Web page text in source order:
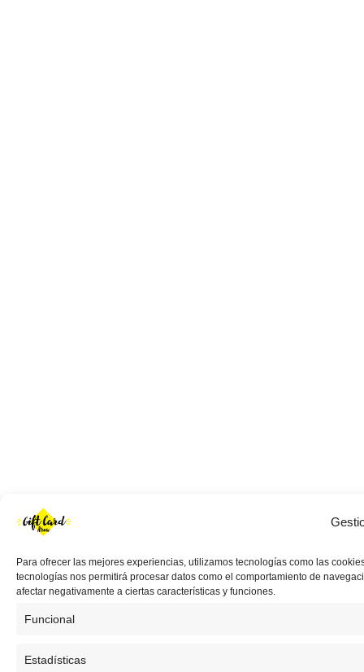
Para ofrecer las mejores experiencias, utilizamos tecnologías como las
tecnologías nos permitirá procesar datos como el comportamiento de
afectar negativamente a ciertas características y funciones.
Funcional
Estadísticas